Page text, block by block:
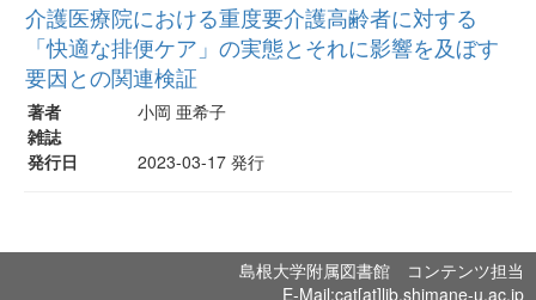
介護医療院における重度要介護高齢者に対する
「快適な排便ケア」の実態とそれに影響を及ぼす
要因との関連検証
著者
小岡 亜希子
雑誌
発行日
2023-03-17 発行
島根大学附属図書館 コンテンツ担当
E-Mail:cat[at]lib.shimane-u.ac.jp